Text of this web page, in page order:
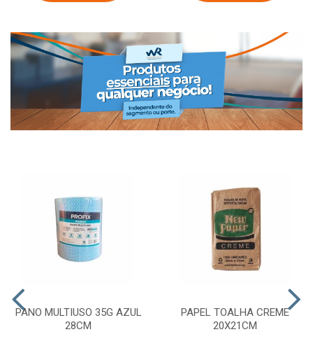
PANO MULTIUSO 35G AZUL
28CM
PAPEL TOALHA CREME
20X21CM